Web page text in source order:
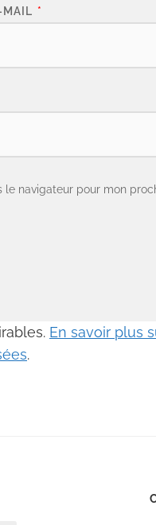
MAIL *
navigateur pour mon
En savoir plus
.